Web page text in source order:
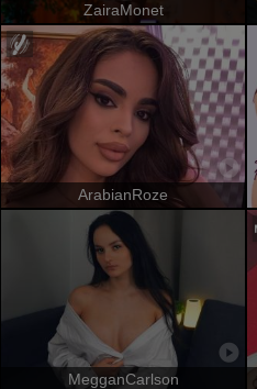
ZairaMonet
ArabianRoze
MegganCarlson